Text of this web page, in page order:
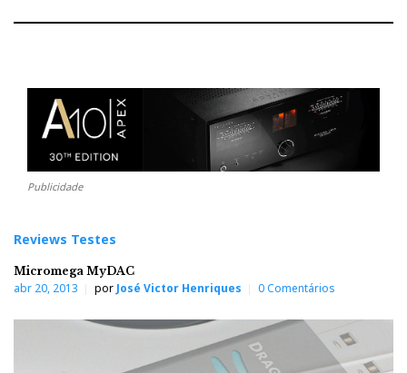
Publicidade
Reviews Testes
Micromega MyDAC
abr 20, 2013 por José Victor Henriques 0 Comentários